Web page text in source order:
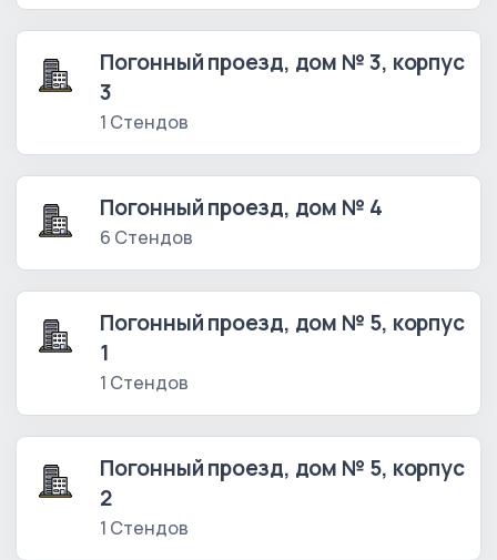
Погонный проезд, дом № 3, корпус
3
1 Стендов
Погонный проезд, дом № 4
6 Стендов
Погонный проезд, дом № 5, корпус
1
1 Стендов
Погонный проезд, дом № 5, корпус
2
1 Стендов